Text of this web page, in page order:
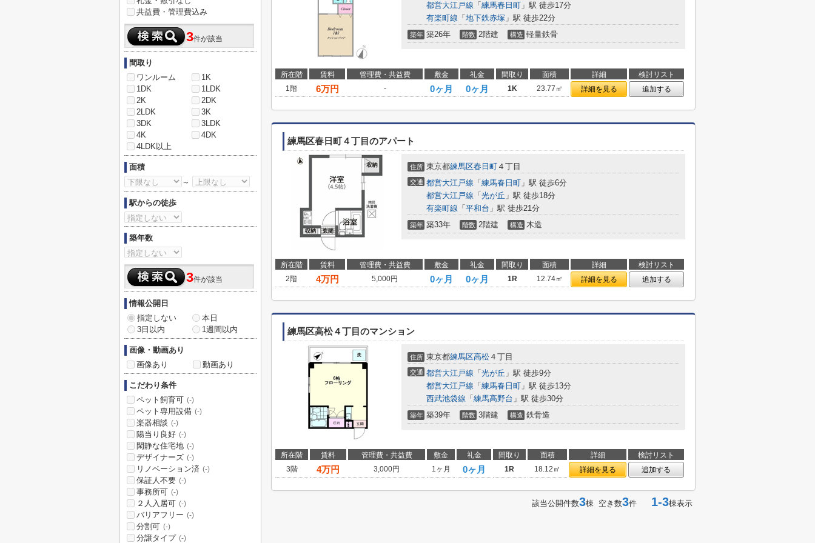
都営大江戸線 「 練馬春日町 」駅 徒歩17分
有楽町線 「 地下鉄赤塚 」駅 徒歩22分
築年 築26年 階数 2階建 構造 軽量鉄骨
所在階 賃料 管理費・共益費 敷金 礼金 間取り 面積 詳細
検討リスト
1階
6万円 - 0ヶ月 0ヶ月 1K 23.77㎡ 詳細を見る 追加する
練馬区春日町４丁目のアパート
住所 東京都練馬区春日町 ４丁目
交通 都営大江戸線 「 練馬春日町 」駅 徒歩6分
都営大江戸線 「 光が丘 」駅 徒歩18分
有楽町線 「 平和台 」駅 徒歩21分
築年 築33年 階数 2階建 構造 木造
所在階 賃料 管理費・共益費 敷金 礼金 間取り 面積 詳細
検討リスト
2階
4万円 5,000円 0ヶ月 0ヶ月 1R 12.74㎡ 詳細を見る 追加する
練馬区高松４丁目のマンション
住所 東京都練馬区高松 ４丁目
交通 都営大江戸線 「 光が丘 」駅 徒歩9分
都営大江戸線 「 練馬春日町 」駅 徒歩13分
西武池袋線 「 練馬高野台 」駅 徒歩30分
築年 築39年 階数 3階建 構造 鉄骨造
所在階 賃料 管理費・共益費 敷金 礼金 間取り 面積 詳細
検討リスト
3階
4万円 3,000円 1ヶ月 0ヶ月 1R 18.12㎡ 詳細を見る 追加する
該当公開件数3棟 空き数3件 1-3棟表示
共益費・管理費込み
3件が該当
間取り
ワンルーム
1K
1DK
1LDK
2K
2DK
2LDK
3K
3DK
3LDK
4K
4DK
4LDK以上
面積
～
駅からの徒歩
築年数
3件が該当
情報公開日
指定しない
本日
3日以内
1週間以内
画像・動画あり
画像あり
動画あり
こだわり条件
ペット飼育可 (-)
ペット専用設備 (-)
楽器相談 (-)
陽当り良好 (-)
閑静な住宅地 (-)
デザイナーズ (-)
リノベーション済 (-)
保証人不要 (-)
事務所可 (-)
２人入居可 (-)
バリアフリー (-)
分割可 (-)
分譲タイプ (-)